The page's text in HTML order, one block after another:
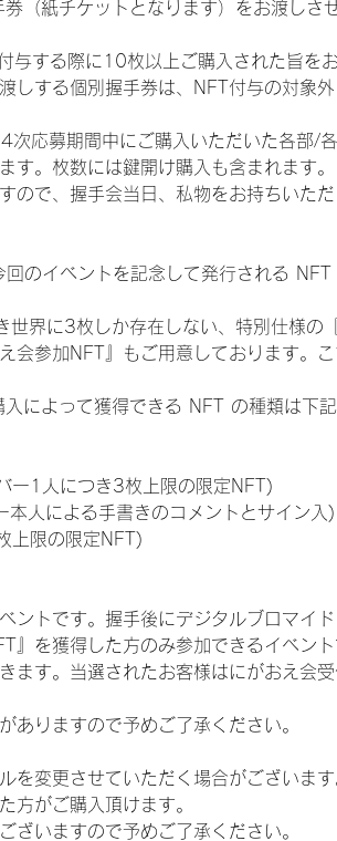
（紙チケットとなります）をお渡しさ
与する際に10枚以上ご購入された旨を
しする個別握手券は、NFT付与の対象外
応募期間中にご購入いただいた各部/
す。枚数には鍵開け購入も含まれます。
ので、握手会当日、私物をお持ちいた
のイベントを記念して発行される NFT
世界に3枚しか存在しない、特別仕様の
会参加NFT』もご用意しております。
によって獲得できる NFT の種類は下記
ー1人につき3枚上限の限定NFT)
人による手書きのコメントとサイン入)
上限の限定NFT)
ントです。握手後にデジタルブロマイ
』を獲得した方のみ参加できるイベン
ます。当選されたお客様はにがおえ会
りますので予めご了承ください。
を変更させていただく場合がございます
方がご購入頂けます。
ざいますので予めご了承ください。